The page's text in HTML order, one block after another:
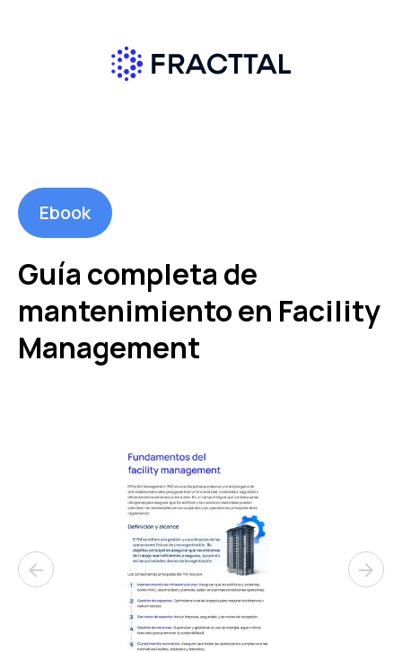
Ebook
Guía completa de
mantenimiento en Facility
Management
arrow_back arrow_forward